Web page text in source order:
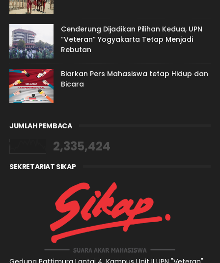
Cenderung Dijadikan Pilihan Kedua, UPN
“Veteran” Yogyakarta Tetap Menjadi
Rebutan
Biarkan Pers Mahasiswa tetap Hidup dan
Bicara
JUMLAH PEMBACA
2,335,424
SEKRETARIAT SIKAP